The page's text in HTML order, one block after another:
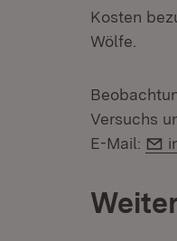
Kosten
Wölfe.
Versuchs
E-Mail: